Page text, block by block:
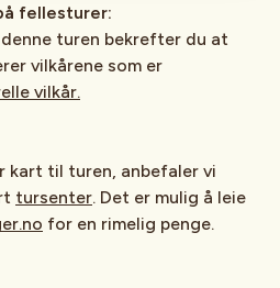
fellesturer:
turen bekrefter du at
vilkårene som er
vilkår.
kart til turen, anbefaler vi
tursenter. Det er mulig å leie
for en rimelig penge.